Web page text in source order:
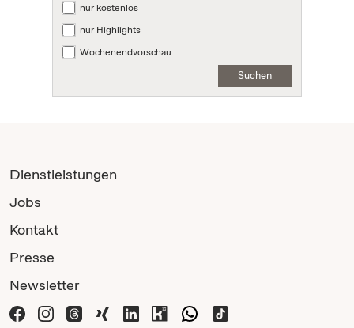
nur kostenlos
nur Highlights
Wochenendvorschau
Suchen
Dienstleistungen
Jobs
Kontakt
Presse
Newsletter